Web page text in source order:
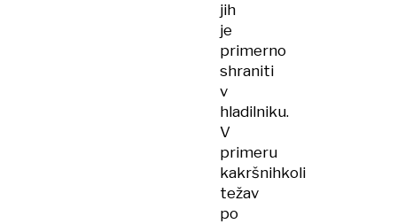
jih
je
primerno
shraniti
v
hladilniku.
V
primeru
kakršnihkoli
težav
po